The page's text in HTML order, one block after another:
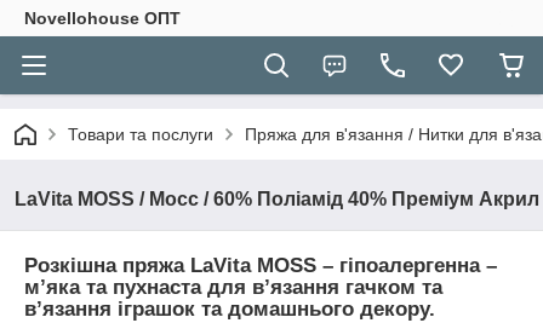
Novellohouse ОПТ
Товари та послуги Пряжа для в'язання / Нитки для
LaVita MOSS / Мосс / 60% Поліамід 40% Преміум Акрил
Розкішна пряжа LaVita MOSS – гіпоалергенна –
м’яка та пухнаста для в’язання гачком та
в’язання іграшок та домашнього декору.